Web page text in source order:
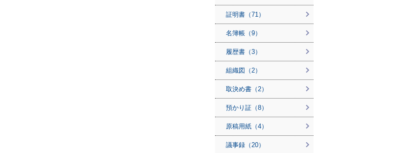
証明書（71）
名簿帳（9）
履歴書（3）
組織図（2）
取決め書（2）
預かり証（8）
原稿用紙（4）
議事録（20）